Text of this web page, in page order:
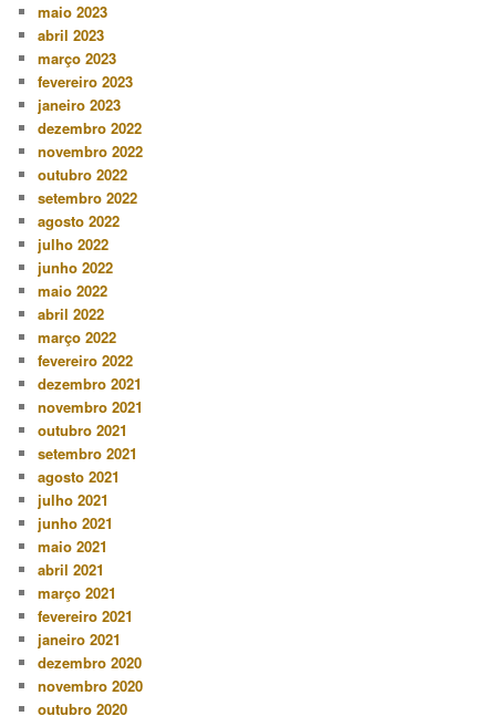
maio 2023
abril 2023
março 2023
fevereiro 2023
janeiro 2023
dezembro 2022
novembro 2022
outubro 2022
setembro 2022
agosto 2022
julho 2022
junho 2022
maio 2022
abril 2022
março 2022
fevereiro 2022
dezembro 2021
novembro 2021
outubro 2021
setembro 2021
agosto 2021
julho 2021
junho 2021
maio 2021
abril 2021
março 2021
fevereiro 2021
janeiro 2021
dezembro 2020
novembro 2020
outubro 2020